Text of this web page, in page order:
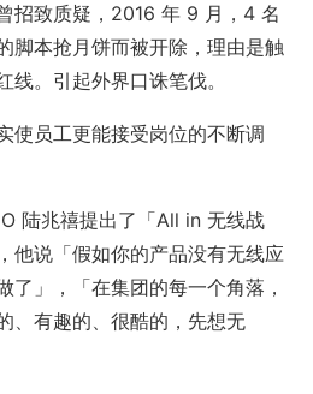
招致质疑，2016 年 9 月，4 名
脚本抢月饼而被开除，理由是触
线。引起外界口诛笔伐。
使员工更能接受岗位的不断调
陆兆禧提出了「All in 无线战
他说「假如你的产品没有无线应
了」，「在集团的每一个角落，
、有趣的、很酷的，先想无